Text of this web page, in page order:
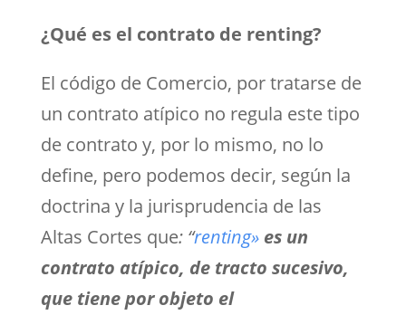
¿Qué es el contrato de renting?
El código de Comercio, por tratarse de
un contrato atípico no regula este tipo
de contrato y, por lo mismo, no lo
define, pero podemos decir, según la
doctrina y la jurisprudencia de las
Altas Cortes que: “renting» es un
contrato atípico, de tracto sucesivo,
que tiene por objeto el